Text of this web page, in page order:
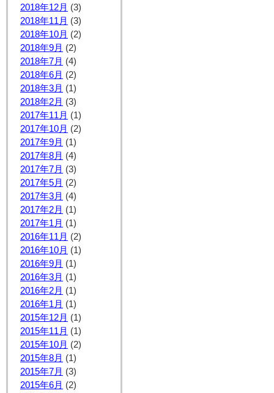
2018年12月 (3)
2018年11月 (3)
2018年10月 (2)
2018年9月 (2)
2018年7月 (4)
2018年6月 (2)
2018年3月 (1)
2018年2月 (3)
2017年11月 (1)
2017年10月 (2)
2017年9月 (1)
2017年8月 (4)
2017年7月 (3)
2017年5月 (2)
2017年3月 (4)
2017年2月 (1)
2017年1月 (1)
2016年11月 (2)
2016年10月 (1)
2016年9月 (1)
2016年3月 (1)
2016年2月 (1)
2016年1月 (1)
2015年12月 (1)
2015年11月 (1)
2015年10月 (2)
2015年8月 (1)
2015年7月 (3)
2015年6月 (2)